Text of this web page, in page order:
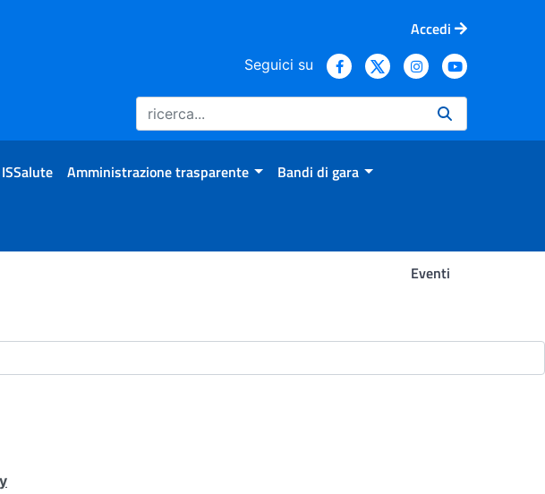
Accedi
Seguici su
ISSalute Amministrazione trasparente Bandi di gara
Eventi